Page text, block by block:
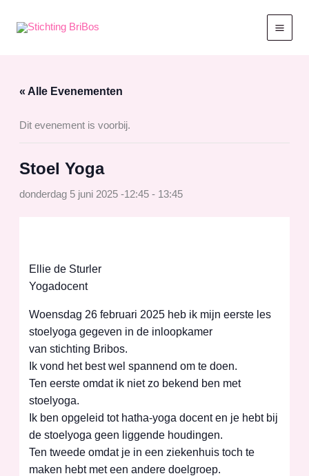
naar
« Alle Evenementen
Dit evenement is voorbij.
Stoel Yoga
donderdag 5 juni 2025 -12:45- 13:45
Ellie de Sturler
Yogadocent
Woensdag 26 februari 2025 heb ik mijn eerste les
stoelyoga gegeven in de inloopkamer
van stichting Bribos.
Ik vond het best wel spannend om te doen.
Ten eerste omdat ik niet zo bekend ben met
stoelyoga.
Ik ben opgeleid tot hatha-yoga docent en je hebt bij
de stoelyoga geen liggende houdingen.
Ten tweede omdat je in een ziekenhuis toch te
maken hebt met een andere doelgroep.